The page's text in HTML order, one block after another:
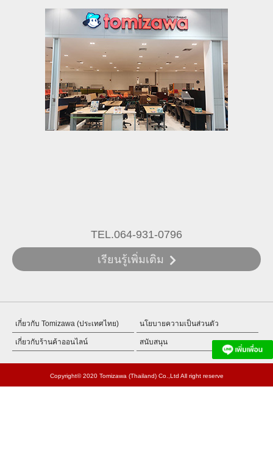
TEL.064-931-0796
เรียนรู้เพิ่มเติม
เกี่ยวกับ Tomizawa (ประเทศไทย) นโยบายความเป็นส่วนตัว
เกี่ยวกับร้านค้าออนไลน์ สนับสนุน